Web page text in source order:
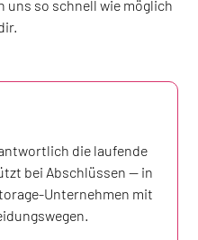
uns so schnell wie möglich
die laufende
bei Abschlüssen — in
Unternehmen mit